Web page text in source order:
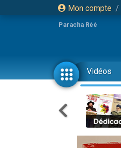
Mon compte /
Paracha Réé
Vidéos